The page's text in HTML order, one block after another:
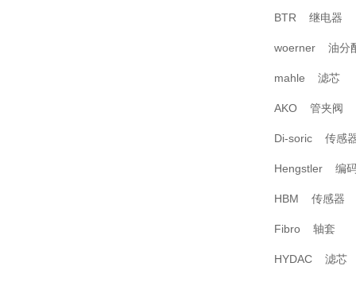
BTR 继电器
woerner 油分
mahle 滤芯
AKO 管夹阀
Di-soric 传感
Hengstler 编
HBM 传感器
Fibro 轴套
HYDAC 滤芯